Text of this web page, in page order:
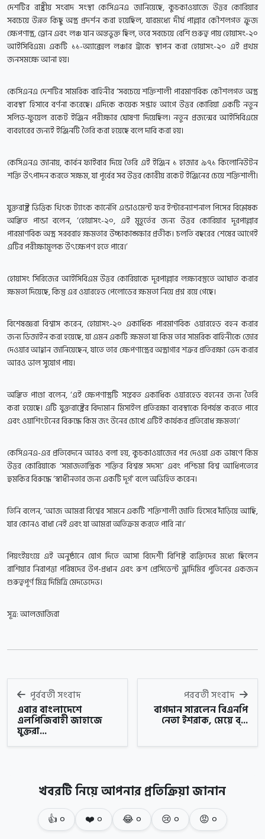
দেশটির রাষ্ট্রীয় সংবাদ সংস্থা কেসিএনএ জানিয়েছে, কুচকাওয়াজে উত্তর কোরিয়ার
সবচেয়ে উন্নত কিছু অস্ত্র প্রদর্শন করা হয়েছিল, যারমধ্যে দীর্ঘ পাল্লার কৌশলগত ক্রুজ
ক্ষেপণাস্ত্র, ড্রোন এবং লঞ্চ যান অন্তভুক্ত ছিল, তবে সবচেয়ে বেশি গুরুত্ব পায় হোয়াসং-২০
আইসিবিএম। একটি ১১-অ্যাক্সেল লঞ্চার ট্রাকে স্থাপন করা হোয়াসং-২০ এই প্রথম
জনসমক্ষে আনা হয়।
কেসিএনএ দেশটির সামরিক বাহিনীর ‘সবচেয়ে শক্তিশালী পারমাণবিক কৌশলগত অস্ত্র
ব্যবস্থা’ হিসাবে বর্ণনা করেছে। এদিকে কয়েক সপ্তাহ আগে উত্তর কোরিয়া একটি নতুন
সলিড-ফুয়েল রকেট ইঞ্জিন পরীক্ষার ঘোষণা দিয়েছিল। নতুন প্রজন্মের আইসিবিএমে
ব্যবহারের জন্যই ইঞ্জিনটি তৈরি করা হয়েছে বলে দাবি করা হয়।
কেসিএনএ জানায়, কার্বন ফাইবার দিয়ে তৈরি এই ইঞ্জিন ১ হাজার ৯৭১ কিলোনিউটন
শক্তি উৎপাদন করতে সক্ষম, যা পূর্বের সব উত্তর কোরীয় রকেট ইঞ্জিনের চেয়ে শক্তিশালী।
যুক্তরাষ্ট্র ভিত্তিক থিংক ট্যাংক কার্নেগি এন্ডাওমেন্ট ফর ইন্টারন্যাশনাল পিসের বিশ্লেষক
অঙ্কিত পান্ডা বলেন, ‘হোয়াসং-২০, এই মুহূর্তের জন্য উত্তর কোরিয়ার দূরপাল্লার
পারমাণবিক অস্ত্র সরবরাহ ক্ষমতার উচ্চাকাঙ্ক্ষার প্রতীক। চলতি বছরের শেষের আগেই
এটির পরীক্ষামূলক উৎক্ষেপণ হতে পারে।’
হোয়াসং সিরিজের আইসিবিএম উত্তর কোরিয়াকে দূরপাল্লার লক্ষ্যবস্তুতে আঘাত করার
ক্ষমতা দিয়েছে, কিন্তু এর ওয়ারহেড পেলোডের ক্ষমতা নিয়ে প্রশ্ন রয়ে গেছে।
বিশেষজ্ঞরা বিশ্বাস করেন, হোয়াসং-২০ একাধিক পারমাণবিক ওয়ারহেড বহন করার
জন্য ডিজাইন করা হয়েছে, যা এমন একটি ক্ষমতা যা কিম তার সামরিক বাহিনীকে জোর
দেওয়ার আহ্বান জানিয়েছেন, যাতে তার ক্ষেপণাস্ত্রের অস্ত্রাগার শত্রুর প্রতিরক্ষা ভেদ করার
আরও ভাল সুযোগ পায়।
অঙ্কিত পাণ্ডা বলেন, ‘এই ক্ষেপণাস্ত্রটি সম্ভবত একাধিক ওয়ারহেড বহনের জন্য তৈরি
করা হয়েছে। এটি যুক্তরাষ্ট্রের বিদ্যমান মিসাইল প্রতিরক্ষা ব্যবস্থাকে বিপর্যস্ত করতে পারে
এবং ওয়াশিংটনের বিরুদ্ধে কিম জং উনের চোখে এটিই কার্যকর প্রতিরোধ ক্ষমতা।’
কেসিএনএ-এর প্রতিবেদনে আরও বলা হয়, কুচকাওয়াজের পর দেওয়া এক ভাষণে কিম
উত্তর কোরিয়াকে ‘সমাজতান্ত্রিক শক্তির বিশ্বস্ত সদস্য’ এবং পশ্চিমা বিশ্ব আধিপত্যের
হুমকির বিরুদ্ধে ‘স্বাধীনতার জন্য একটি দূর্গ’ বলে অভিহিত করেন।
তিনি বলেন, ‘আজ আমরা বিশ্বের সামনে একটি শক্তিশালী জাতি হিসেবে দাঁড়িয়ে আছি,
যার কোনও বাধা নেই এবং যা আমরা অতিক্রম করতে পারি না।’
পিয়ংইয়ংয়ে এই অনুষ্ঠানে যোগ দিতে আসা বিদেশী বিশিষ্ট ব্যক্তিদের মধ্যে ছিলেন
রাশিয়ার নিরাপত্তা পরিষদের উপ-প্রধান এবং রুশ প্রেসিডেন্ট ভ্লাদিমির পুতিনের একজন
গুরুত্বপূর্ণ মিত্র দিমিত্রি মেদভেদেভ।
সূত্র: আলজাজিরা
পূর্ববর্তী সংবাদ
এবার বাংলাদেশে
এলপিজিবাহী জাহাজে
যুক্তরা...
পরবর্তী সংবাদ
বাগদান সারলেন বিএনপি
নেতা ইশরাক, মেয়ে ব্...
খবরটি নিয়ে আপনার প্রতিক্রিয়া জানান
👍০ ❤️০ 😂০ 😢০ 😡০